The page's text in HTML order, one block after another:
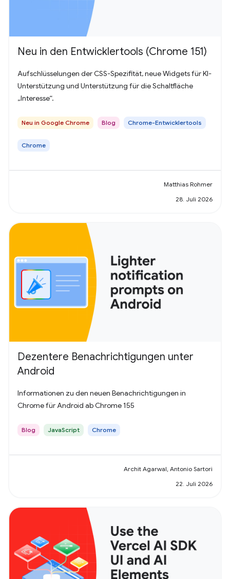
Neu in den Entwicklertools (Chrome 151)
Aufschlüsselungen der CSS-Spezifität, neue Widgets für KI-
Unterstützung und Unterstützung für die Schaltfläche
„Interesse“.
Neu in Google Chrome Blog Chrome-Entwicklertools
Chrome
Matthias Rohmer
28. Juli 2026
Dezentere Benachrichtigungen unter
Android
Informationen zu den neuen Benachrichtigungen in
Chrome für Android ab Chrome 155
Blog JavaScript Chrome
Archit Agarwal, Antonio Sartori
22. Juli 2026